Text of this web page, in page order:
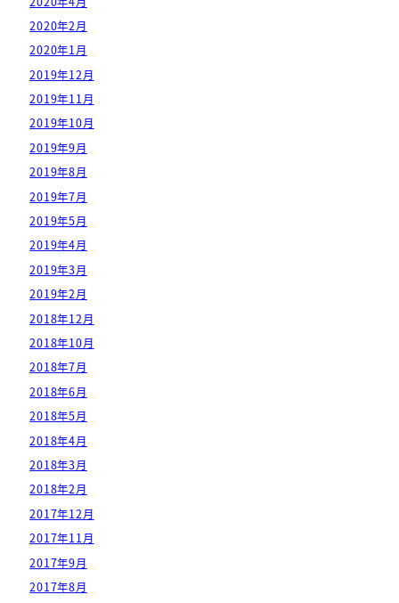
2020年2月
2020年1月
2019年12月
2019年11月
2019年10月
2019年9月
2019年8月
2019年7月
2019年5月
2019年4月
2019年3月
2019年2月
2018年12月
2018年10月
2018年7月
2018年6月
2018年5月
2018年4月
2018年3月
2018年2月
2017年12月
2017年11月
2017年9月
2017年8月